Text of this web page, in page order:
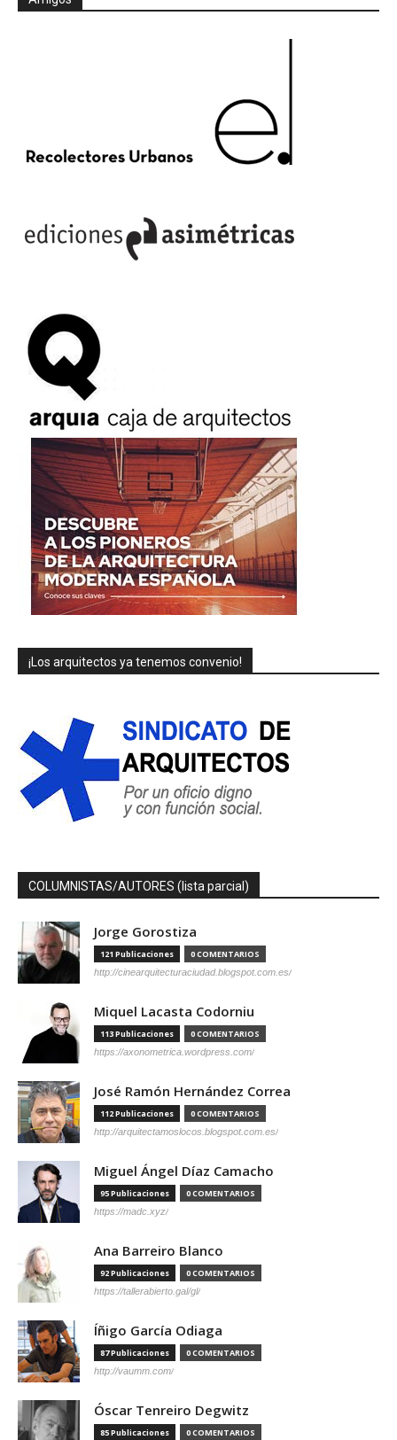
¡Los arquitectos ya tenemos convenio!
COLUMNISTAS/AUTORES (lista parcial)
Jorge Gorostiza
121 Publicaciones 0 COMENTARIOS
http://cinearquitecturaciudad.blogspot.com.es/
Miquel Lacasta Codorniu
113 Publicaciones 0 COMENTARIOS
https://axonometrica.wordpress.com/
José Ramón Hernández Correa
112 Publicaciones 0 COMENTARIOS
http://arquitectamoslocos.blogspot.com.es/
Miguel Ángel Díaz Camacho
95 Publicaciones 0 COMENTARIOS
https://madc.xyz/
Ana Barreiro Blanco
92 Publicaciones 0 COMENTARIOS
https://tallerabierto.gal/gl/
Íñigo García Odiaga
87 Publicaciones 0 COMENTARIOS
http://vaumm.com/
Óscar Tenreiro Degwitz
85 Publicaciones 0 COMENTARIOS